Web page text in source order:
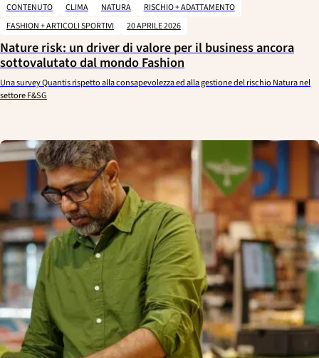
CONTENUTO CLIMA NATURA
RISCHIO + ADATTAMENTO
FASHION + ARTICOLI SPORTIVI
20 APRILE 2026
Nature risk: un driver di valore per il business ancora
sottovalutato dal mondo Fashion
Una survey Quantis rispetto alla consapevolezza ed alla gestione del rischio Natura nel
settore F&SG